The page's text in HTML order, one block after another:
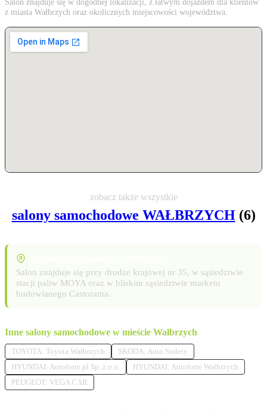
z miasta Wałbrzych oraz okolicznych miejscowości województwa.
zobacz także wszystkie
salony samochodowe WAŁBRZYCH(6)
Salon znajduje się przy drodze krajowej nr 35, w sąsiedztwie
stacji paliw MOYA oraz w bliskim sąsiedztwie marketu
budowlanego Castorama.
Inne salony samochodowe w mieście Wałbrzych
TOYOTA: Toyota Wałbrzych
SKODA: Auto Sudety
HYUNDAI: Autoforte.pl Sp. z o.o.
HYUNDAI: Autoforte Wałbrzych
PEUGEOT: VEGA CAR